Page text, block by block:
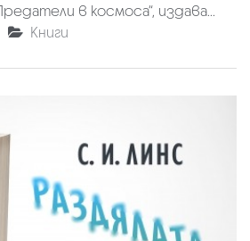
в космоса“, издава...
Книги